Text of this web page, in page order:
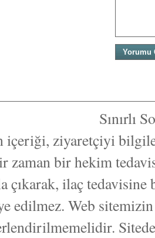
Sınırlı
içeriği, ziyaretçiyi
zaman bir hekim
çıkarak, ilaç
edilmez. Web